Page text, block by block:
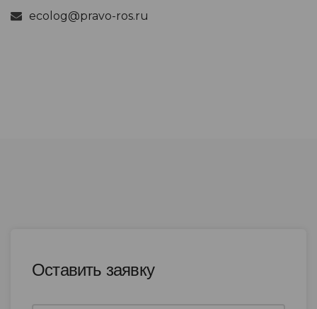
ecolog@pravo-ros.ru
Оставить заявку